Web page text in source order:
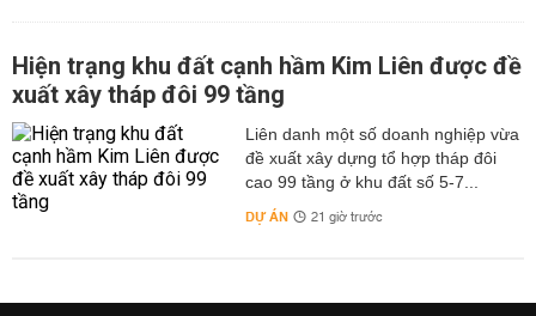
Hiện trạng khu đất cạnh hầm Kim Liên được đề
xuất xây tháp đôi 99 tầng
Liên danh một số doanh nghiệp vừa
đề xuất xây dựng tổ hợp tháp đôi
cao 99 tầng ở khu đất số 5-7...
DỰ ÁN 21 giờ trước